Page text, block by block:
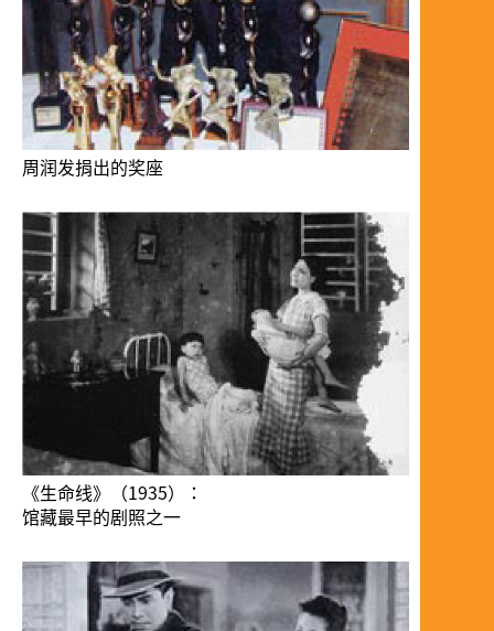
周润发捐出的奖座
《生命线》（1935）：
馆藏最早的剧照之一